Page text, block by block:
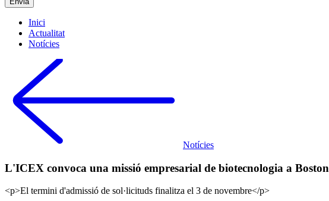
Inici
Actualitat
Notícies
Notícies
L'ICEX convoca una missió empresarial de biotecnologia a Boston
<p>El termini d'admissió de sol·licituds finalitza el 3 de novembre</p>